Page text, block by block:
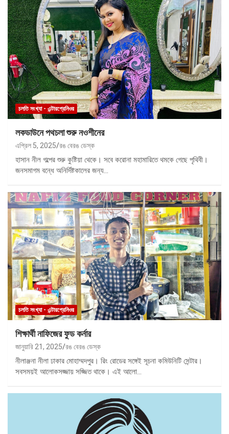
চলতি সংখ্যা - এন্টারপ্রেনিওর
লকডাউনে পথচলা শুরু নওশীনের
এপ্রিল 5, 2025 রঙ বেরঙ ডেস্ক
হাসান নীল গল্পের শুরু কুষ্টিয়া থেকে। সবে করোনা মহামারিতে থমকে গেছে পৃথিবী।
জনসমাগম বন্ধে অনির্দিষ্টকালের জন্য…
চলতি সংখ্যা - এন্টারপ্রেনিওর
শিক্ষার্থী নাফিজের ফুড কর্নার
জানুয়ারি 21, 2025 রঙ বেরঙ ডেস্ক
নীলাঞ্জনা নীলা ঢাকার মোহাম্মদপুর। রিং রোডের সঙ্গেই সূচনা কমিউনিটি সেন্টার।
সবসময়ই আলোকসজ্জায় সজ্জিত থাকে। এই আলো…